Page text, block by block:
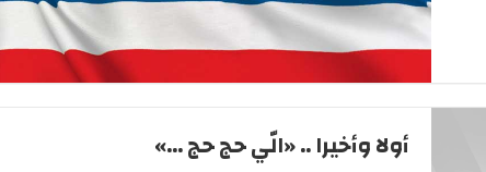
أولا وأخيرا .. «الّي حج حج ...»